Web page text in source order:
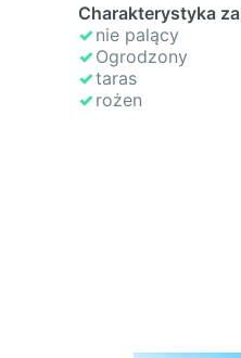
Charakterystyka
nie palący
Ogrodzony
taras
rożen